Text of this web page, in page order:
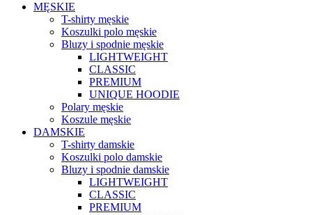
MĘSKIE
T-shirty męskie
Koszulki polo męskie
Bluzy i spodnie męskie
LIGHTWEIGHT
CLASSIC
PREMIUM
UNIQUE HOODIE
Polary męskie
Koszule męskie
DAMSKIE
T-shirty damskie
Koszulki polo damskie
Bluzy i spodnie damskie
LIGHTWEIGHT
CLASSIC
PREMIUM